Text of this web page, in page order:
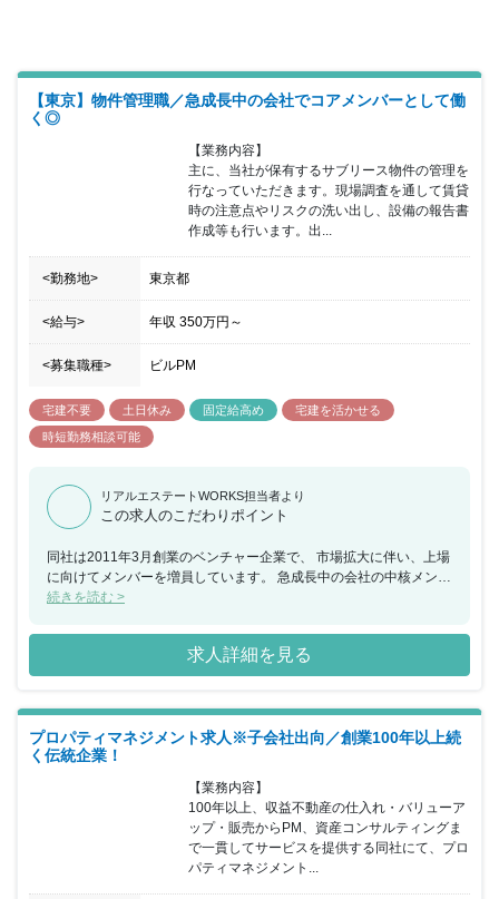
【東京】物件管理職／急成長中の会社でコアメンバーとして働
く◎
【業務内容】
主に、当社が保有するサブリース物件の管理を
行なっていただきます。現場調査を通して賃貸
時の注意点やリスクの洗い出し、設備の報告書
作成等も行います。出...
<勤務地> 東京都
<給与> 年収 350万円 ～
<募集職種> ビルPM
宅建不要 土日休み 固定給高め
宅建を活かせる
時短勤務相談可能
リアルエステートWORKS担当者より
この求人のこだわりポイント
同社は2011年3月創業のベンチャー企業で、 市場拡大に伴い、上場
に向けてメンバーを増員しています。 急成長中の会社の中核メンバ
ーとして、ビジネスを大きくしていきたい方におすすめの求人で
続きを読む >
求人詳細を見る
プロパティマネジメント求人※子会社出向／創業100年以上続
く伝統企業！
【業務内容】
100年以上、収益不動産の仕入れ・バリューア
ップ・販売からPM、資産コンサルティングま
で一貫してサービスを提供する同社にて、プロ
パティマネジメント...